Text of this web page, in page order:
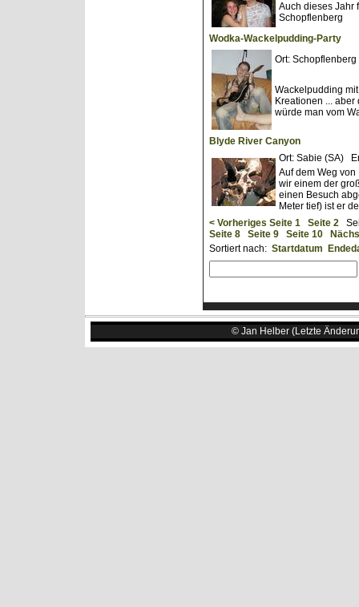
Auch dieses Jahr
Schopflenberg
Wodka-Wackelpudding-Party
Ort:
Wackelpudding
Kreationen ...
würde man vom
Blyde River Canyon
Ort: Sabie (SA)
Auf dem Weg
wir einem der
einen Besuch
Meter tief) ist er
< Vorheriges Seite 1 Seite 2
Seite 8
Seite 9 Seite 10
Sortiert nach: Startdatum
© Jan Helber (Letzte